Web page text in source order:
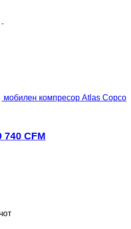
мобилен компресор Atlas Copco
740 CFM